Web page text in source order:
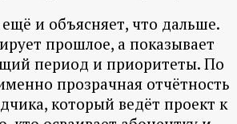
и объясняет, что дальше.
прошлое, а показывает
период и приоритеты. По
прозрачная отчётность
который ведёт проект к